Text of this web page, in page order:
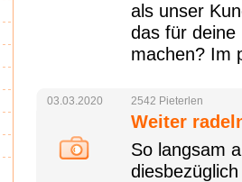
als unser
das für deine
machen? Im
03.03.2020 2542 Pieterlen
Weiter
So langsam